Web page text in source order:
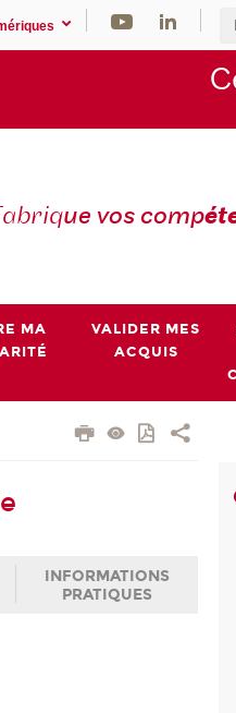
ue vos comp
MA
VALIDER MES
ACQUIS
INFORMATIONS
PRATIQUES